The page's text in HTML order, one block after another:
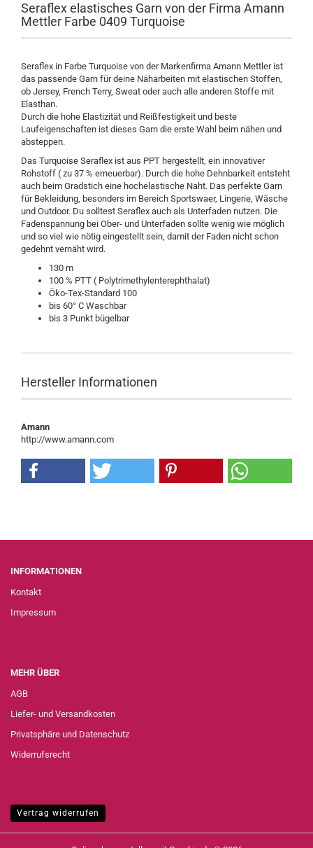
Seraflex elastisches Garn von der Firma Amann
Mettler Farbe 0409 Turquoise
Seraflex in Farbe Turquoise von der Markenfirma Amann Mettler ist
das passende Garn für deine Näharbeiten mit elastischen Stoffen,
ob Jersey, French Terry, Sweat oder auch alle anderen Stoffe mit
Elasthan.
Durch die hohe Elastizität und Reißfestigkeit und beste
Laufeigenschaften ist dieses Garn die erste Wahl beim nähen und
absteppen.
Das Turquoise Seraflex ist aus PPT hergestellt, ein innovativer
Rohstoff ( zu 37 % erneuerbar). Durch die hohe Dehnbarkeit entsteht
auch beim Gradstich eine hochelastische Naht. Das perfekte Garn
für Bekleidung, besonders im Bereich Sportswaer, Lingerie, Wäsche
und Outdoor. Du solltest Seraflex auch als Unterfaden nutzen. Die
Fadenspannung bei Ober- und Unterfaden sollte wenig wie möglich
und so viel wie nötig eingestellt sein, damit der Faden nicht schon
gedehnt vernäht wird.
130 m
100 % PTT ( Polytrimethylenterephthalat)
Öko-Tex-Standard 100
bis 60° C Waschbar
bis 3 Punkt bügelbar
Hersteller Informationen
Amann
http://www.amann.com
INFORMATIONEN
Kontakt
Impressum
MEHR ÜBER
AGB
Liefer- und Versandkosten
Privatsphäre und Datenschutz
Widerrufsrecht
Vertrag widerrufen